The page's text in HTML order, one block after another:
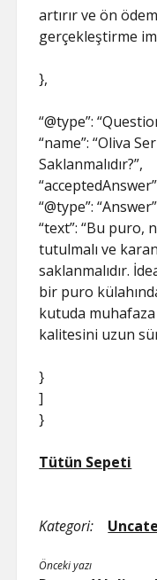
artırır ve ön
gerçekleştirme
},
“@type”:
“name”: “Oliva
Saklanmalıdır?”,
“@type”:
“text”: “Bu puro,
tutulmalı ve
saklanmalıdır.
bir puro
kutuda muhafaza
kalitesini uzun
}
]
}
Tütün Sepeti
Kategori:
Önceki yazı